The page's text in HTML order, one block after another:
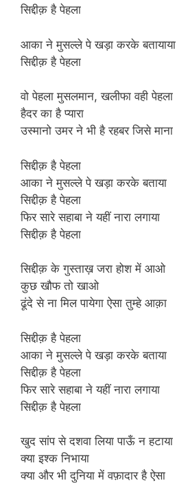
सिद्दीक़ है पेहला
आका ने मुसल्ले पे खड़ा करके बतायाया
सिद्दीक़ है पेहला
वो पेहला मुसलमान, खलीफा वही पेहला
हैदर का है प्यारा
उस्मानो उमर ने भी है रहबर जिसे माना
सिद्दीक़ है पेहला
आका ने मुसल्ले पे खड़ा करके बताया
सिद्दीक़ है पेहला
फिर सारे सहाबा ने यहीं नारा लगाया
सिद्दीक़ है पेहला
सिद्दीक़ के गुस्ताख़ जरा होश में आओ
कुछ खौफ तो खाओ
ढूंदे से ना मिल पायेगा ऐसा तुम्हे आक़ा
सिद्दीक़ है पेहला
आका ने मुसल्ले पे खड़ा करके बताया
सिद्दीक़ है पेहला
फिर सारे सहाबा ने यहीं नारा लगाया
सिद्दीक़ है पेहला
खुद सांप से दशवा लिया पाऊँ न हटाया
क्या इश्क निभाया
क्या और भी दुनिया में वफ़ादार है ऐसा